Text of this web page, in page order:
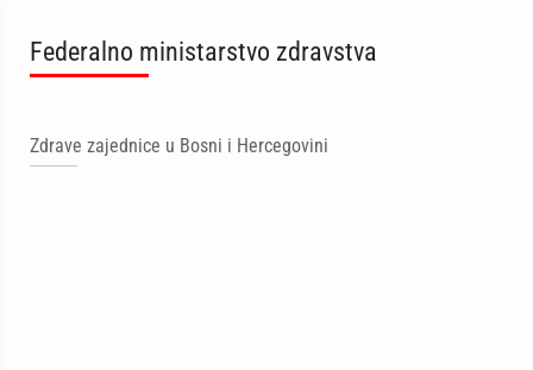
Federalno ministarstvo zdravstva
Zdrave zajednice u Bosni i Hercegovini